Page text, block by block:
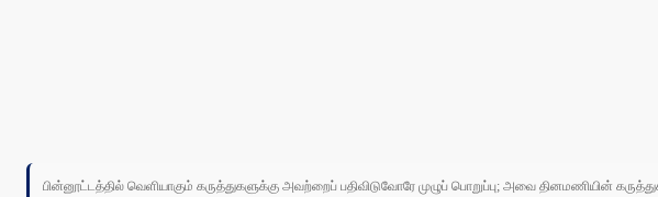
பின்னூட்டத்தில் வெளியாகும் கருத்துகளுக்கு அவற்றைப் பதிவிடுவோரே முழுப் பொறுப்பு; அவை தினமணியின்